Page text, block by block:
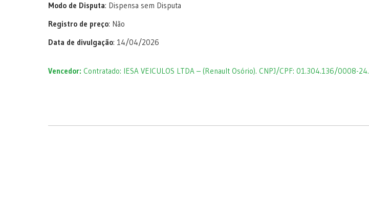
Modo de Disputa: Dispensa sem Disputa
Registro de preço: Não
Data de divulgação: 14/04/2026
Vencedor: Contratado: IESA VEICULOS LTDA – (Renault Osório). CNPJ/CPF: 01.304.136/0008-24.